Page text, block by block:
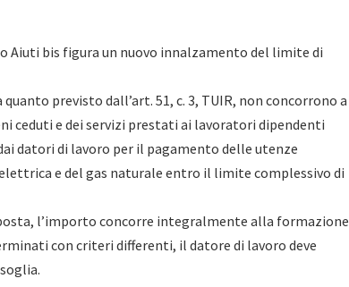
Aiuti bis figura un nuovo innalzamento del limite di
previsto dall’art. 51, c. 3, TUIR, non concorrono a
ceduti e dei servizi prestati ai lavoratori dipendenti
datori di lavoro per il pagamento delle utenze
e del gas naturale entro il limite complessivo di
l’importo concorre integralmente alla formazione
con criteri differenti, il datore di lavoro deve